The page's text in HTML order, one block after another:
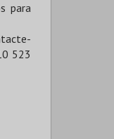
para
523